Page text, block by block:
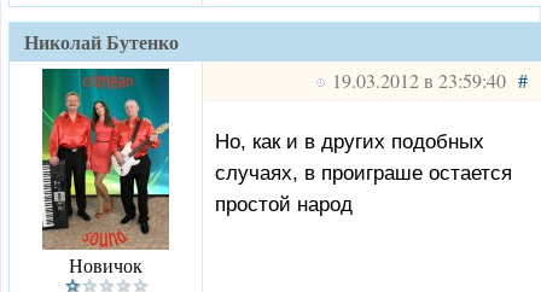
Николай Бутенко
Новичок
19.03.2012 в 23:59:40 #
Но, как и в других подобных
случаях, в проиграше остается
простой народ